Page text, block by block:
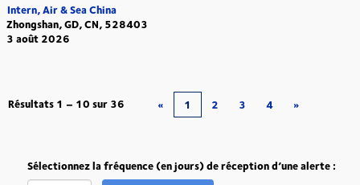
Intern, Air & Sea China
Zhongshan, GD, CN, 528403
3 août 2026
Résultats 1 – 10 sur 36 « 1 2 3 4 »
Sélectionnez la fréquence (en jours) de réception d’une alerte :